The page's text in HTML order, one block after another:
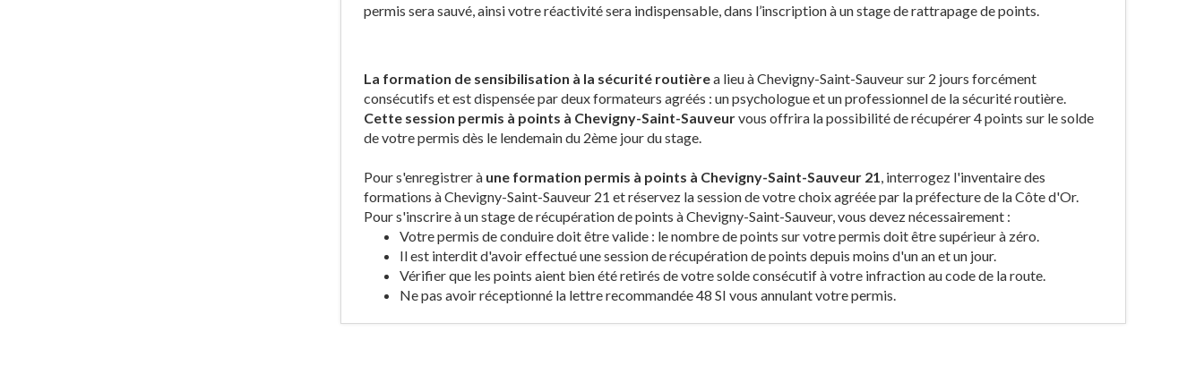
permis sera sauvé, ainsi votre réactivité sera indispensable, dans l’inscription à un stage de rattrapage de points.
La formation de sensibilisation à la sécurité routièrea lieu à Chevigny-Saint-Sauveur sur 2 jours forcément
consécutifs et est dispensée par deux formateurs agréés : un psychologue et un professionnel de la sécurité routière.
Cette session permis à points à Chevigny-Saint-Sauveurvous offrira la possibilité de récupérer 4 points sur le solde
de votre permis dès le lendemain du 2ème jour du stage.
Pour s'enregistrer à une formation permis à points à Chevigny-Saint-Sauveur 21, interrogez l'inventaire des
formations à Chevigny-Saint-Sauveur 21 et réservez la session de votre choix agréée par la préfecture de la Côte d'Or.
Pour s'inscrire à un stage de récupération de points à Chevigny-Saint-Sauveur, vous devez nécessairement :
Votre permis de conduire doit être valide : le nombre de points sur votre permis doit être supérieur à zéro.
Il est interdit d'avoir effectué une session de récupération de points depuis moins d'un an et un jour.
Vérifier que les points aient bien été retirés de votre solde consécutif à votre infraction au code de la route.
Ne pas avoir réceptionné la lettre recommandée 48 SI vous annulant votre permis.